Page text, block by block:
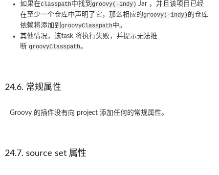
如果在classpath中找到 groovy(-indy) Jar ，并且该项目已经
在至少一个仓库中声明了它，那么相应的groovy(-indy) 的仓库
依赖将添加到 groovyClasspath中。
其他情况，该task 将执行失败，并提示无法推
断 groovyClasspath。
24.6. 常规属性
Groovy 的插件没有向 project 添加任何的常规属性。
24.7. source set 属性